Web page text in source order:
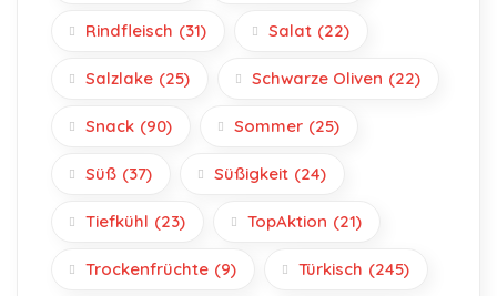
Rindfleisch (31) Salat (22)
Salzlake (25) Schwarze Oliven (22)
Snack (90) Sommer (25)
Süß (37) Süßigkeit (24)
Tiefkühl (23) TopAktion (21)
Trockenfrüchte (9) Türkisch (245)